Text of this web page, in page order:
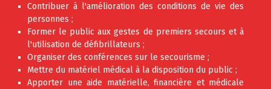
Contribuer à l'amélioration des conditions de vie des
personnes ;
Former le public aux gestes de premiers secours et à
l'utilisation de défibrillateurs ;
Organiser des conférences sur le secourisme ;
Mettre du matériel médical à la disposition du public ;
Apporter une aide matérielle, financière et médicale